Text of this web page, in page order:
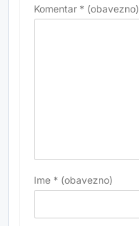
Komentar * (obavezno)
Ime * (obavezno)